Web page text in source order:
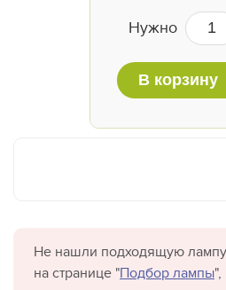
Нужно
В корзину
Не нашли подходящую
на странице "Подбор лампы